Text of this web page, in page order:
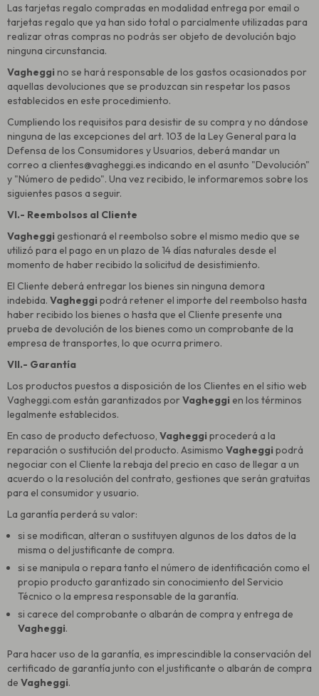
Las tarjetas regalo compradas en modalidad entrega por email o
tarjetas regalo que ya han sido total o parcialmente utilizadas para
realizar otras compras no podrás ser objeto de devolución bajo
ninguna circunstancia.
Vagheggi no se hará responsable de los gastos ocasionados por
aquellas devoluciones que se produzcan sin respetar los pasos
establecidos en este procedimiento.
Cumpliendo los requisitos para desistir de su compra y no dándose
ninguna de las excepciones del art. 103 de la Ley General para la
Defensa de los Consumidores y Usuarios, deberá mandar un
correo a clientes@vagheggi.es indicando en el asunto "Devolución"
y "Número de pedido". Una vez recibido, le informaremos sobre los
siguientes pasos a seguir.
VI.- Reembolsos al Cliente
Vagheggi gestionará el reembolso sobre el mismo medio que se
utilizó para el pago en un plazo de 14 días naturales desde el
momento de haber recibido la solicitud de desistimiento.
El Cliente deberá entregar los bienes sin ninguna demora
indebida. Vagheggi podrá retener el importe del reembolso hasta
haber recibido los bienes o hasta que el Cliente presente una
prueba de devolución de los bienes como un comprobante de la
empresa de transportes, lo que ocurra primero.
VII.- Garantía
Los productos puestos a disposición de los Clientes en el sitio web
Vagheggi.com están garantizados por Vagheggi en los términos
legalmente establecidos.
En caso de producto defectuoso, Vagheggi procederá a la
reparación o sustitución del producto. Asimismo Vagheggi podrá
negociar con el Cliente la rebaja del precio en caso de llegar a un
acuerdo o la resolución del contrato, gestiones que serán gratuitas
para el consumidor y usuario.
La garantía perderá su valor:
si se modifican, alteran o sustituyen algunos de los datos de la
misma o del justificante de compra.
si se manipula o repara tanto el número de identificación como el
propio producto garantizado sin conocimiento del Servicio
Técnico o la empresa responsable de la garantía.
si carece del comprobante o albarán de compra y entrega de
Vagheggi.
Para hacer uso de la garantía, es imprescindible la conservación del
certificado de garantía junto con el justificante o albarán de compra
de Vagheggi.